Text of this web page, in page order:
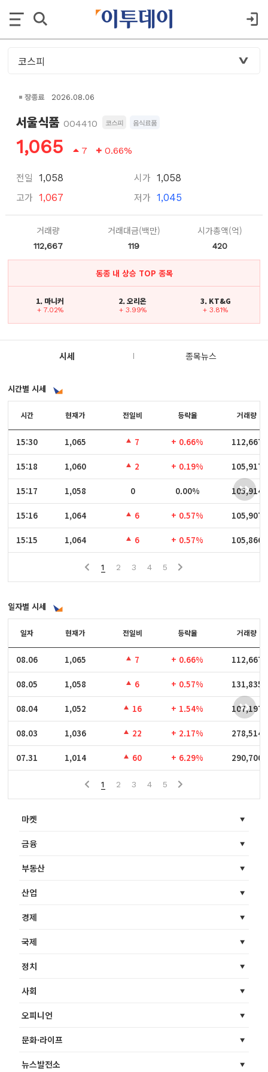
장종료 2026.08.06
서울식품 004410 코스피 음식료품
1,065 7 0.66%
전일 1,058
고가 1,067
시가 1,058
저가 1,045
거래량
112,667
거래대금(백만)
119
시가총액(억)
420
동종 내 상승 TOP 종목
1. 마니커
+ 7.02%
2. 오리온
+ 3.99%
3. KT&G
+ 3.81%
시세 종목뉴스
시간별 시세
시간
15:30
15:18
15:17
15:16
15:15
시간 현재가 전일비 등락율 거래량
15:30 1,065 7 + 0.66% 112,667
15:18 1,060 2 + 0.19% 105,917
15:17 1,058 0 0.00% 105,914
15:16 1,064 6 + 0.57% 105,907
15:15 1,064 6 + 0.57% 105,866
1 2 3 4 5
일자별 시세
일자
08.06
08.05
08.04
08.03
07.31
일자 현재가 전일비 등락율 거래량
08.06 1,065 7 + 0.66% 112,667
08.05 1,058 6 + 0.57% 131,835
08.04 1,052 16 + 1.54% 107,197
08.03 1,036 22 + 2.17% 278,514
07.31 1,014 60 + 6.29% 290,700
1 2 3 4 5
마켓
금융
부동산
산업
경제
국제
정치
사회
오피니언
문화·라이프
뉴스발전소